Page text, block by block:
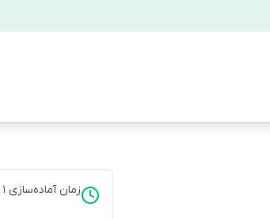
زمان آماده‌سازی 1